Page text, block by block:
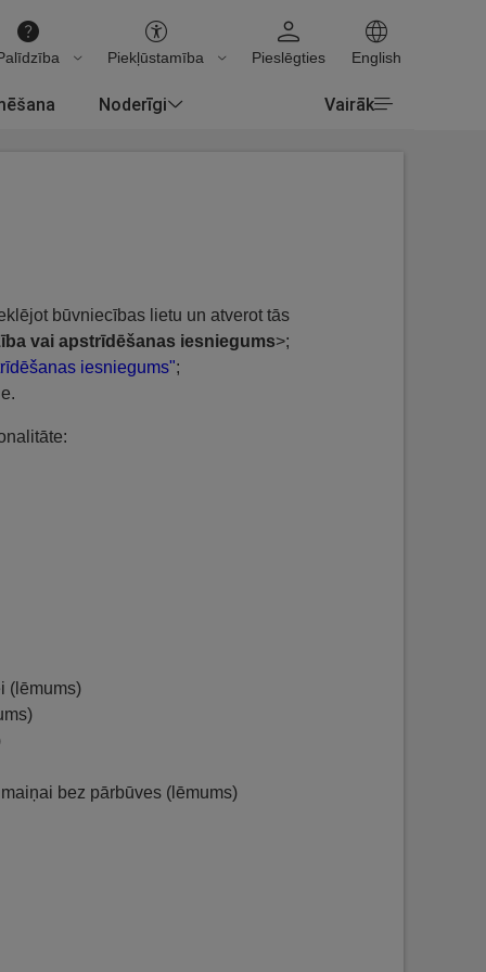
Piekļūstamība Pieslēgties English
Noderīgi Vairāk
būvniecības lietu un atverot tās
vai apstrīdēšanas iesniegums>;
iesniegums";
(lēmums)
bez pārbūves (lēmums)